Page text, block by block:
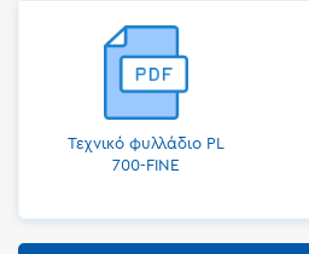
Τεχνικό φυλλάδιο PL
700-FINE